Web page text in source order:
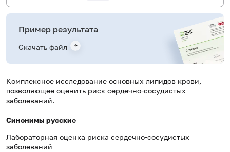
Комплексное исследование основных липидов крови,
позволяющее оценить риск сердечно-сосудистых
заболеваний.
Синонимы русские
Лабораторная оценка риска сердечно-сосудистых
заболеваний
Пример результата
Скачать файл